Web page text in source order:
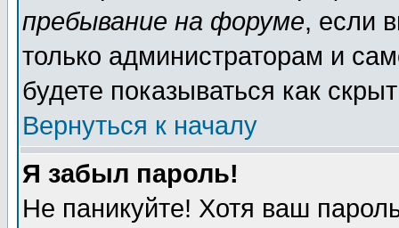
пребывание на форуме, если
только администраторам и
будете показываться как
Вернуться к началу
Я забыл пароль!
Не паникуйте! Хотя ваш